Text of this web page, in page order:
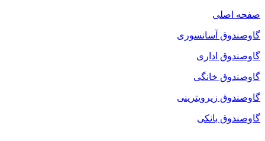
صفحه اصلی
گاوصندوق آسانسوری
گاوصندوق اداری
گاوصندوق خانگی
گاوصندوق زیرویترینی
گاوصندوق بانکی